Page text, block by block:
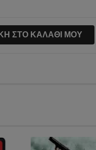
ΣΤΟ ΚΑΛΑΘΙ ΜΟΥ